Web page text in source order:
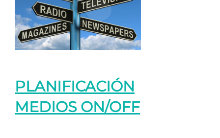
PLANIFICACIÓN
MEDIOS ON/OFF